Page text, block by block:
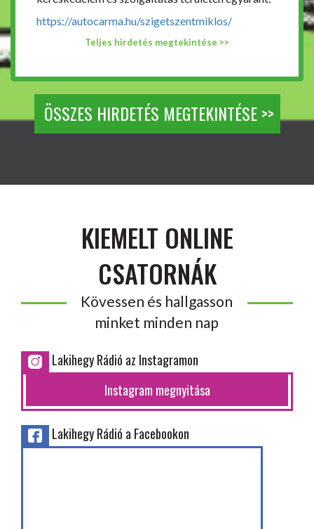
https://autocarma.hu/szigetszentmiklos/
Teljes hirdetés megtekintése >>
ÖSSZES HIRDETÉS MEGTEKINTÉSE >>
KIEMELT ONLINE
CSATORNÁK
Kövessen és hallgasson
minket minden nap
Lakihegy Rádió az Instagramon
Instagram megnyitása
Lakihegy Rádió a Facebookon